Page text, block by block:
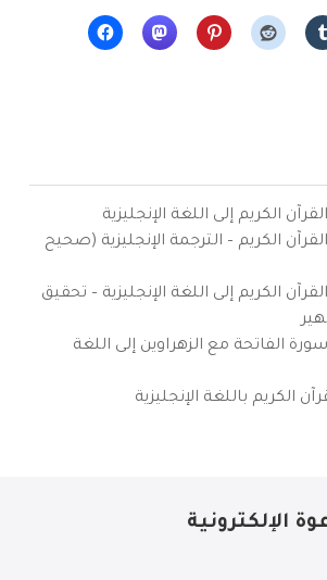
الكريم إلى اللغة الإنجليزية
الكريم – الترجمة الإنجليزية (صحيح
الكريم إلى اللغة الإنجليزية – تحقيق
الفاتحة مع الزهراوين إلى اللغة
الكريم باللغة الإنجليزية
الإلكترونية